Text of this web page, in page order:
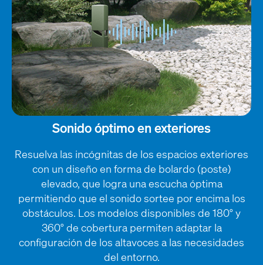
Sonido óptimo en exteriores
Resuelva las incógnitas de los espacios exteriores
con un diseño en forma de bolardo (poste)
elevado, que logra una escucha óptima
permitiendo que el sonido sortee por encima los
obstáculos. Los modelos disponibles de 180° y
360° de cobertura permiten adaptar la
configuración de los altavoces a las necesidades
del entorno.